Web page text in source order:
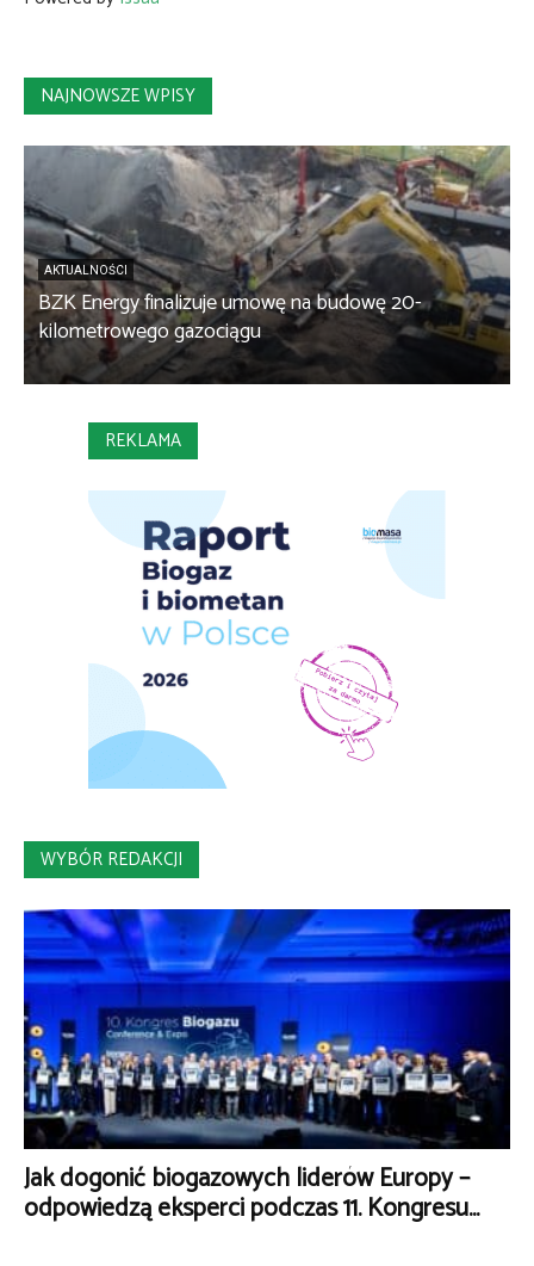
NAJNOWSZE WPISY
AKTUALNOŚCI
BZK Energy finalizuje umowę na budowę 20-
kilometrowego gazociągu
REKLAMA
WYBÓR REDAKCJI
Jak dogonić biogazowych liderów Europy –
odpowiedzą eksperci podczas 11. Kongresu...